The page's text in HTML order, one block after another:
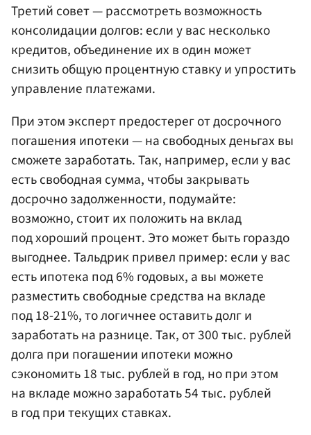
Третий совет — рассмотреть возможность
консолидации долгов: если у вас несколько
кредитов, объединение их в один может
снизить общую процентную ставку и упростить
управление платежами.
При этом эксперт предостерег от досрочного
погашения ипотеки — на свободных деньгах вы
сможете заработать. Так, например, если у вас
есть свободная сумма, чтобы закрывать
досрочно задолженности, подумайте:
возможно, стоит их положить на вклад
под хороший процент. Это может быть гораздо
выгоднее. Тальдрик привел пример: если у вас
есть ипотека под 6% годовых, а вы можете
разместить свободные средства на вкладе
под 18-21%, то логичнее оставить долг и
заработать на разнице. Так, от 300 тыс. рублей
долга при погашении ипотеки можно
сэкономить 18 тыс. рублей в год, но при этом
на вкладе можно заработать 54 тыс. рублей
в год при текущих ставках.